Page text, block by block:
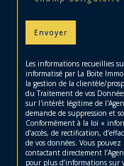
Envoyer
Les informations recueillies
informatisé par La Boite
la gestion de la clientèle/
du Traitement de vos
sur l'intérêt légitime de
demande de suppression et
Conformément à la loi «
d’accès, de rectification,
de vos données. Vous
contactant directement
pour plus d’informations sur